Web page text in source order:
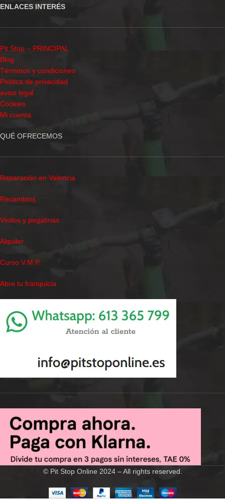
ENLACES INTERÉS
Pit Stop – PRINCIPAL
Blog
Términos y condiciones
Política de privacidad
aviso legal
Cookies
Mi cuenta
QUÉ OFRECEMOS
Reparación en Valencia
Recambios
Vinilos y pegatinas
Alquiler
Curso V.M.P.
Abre tu franquicia
© Pit Stop Online 2024 – All rights reserved.